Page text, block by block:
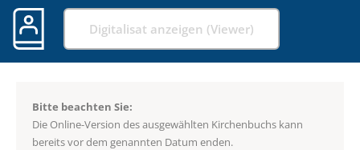
Digitalisat anzeigen (Viewer)
Bitte beachten Sie:
Die Online-Version des ausgewählten Kirchenbuchs kann
bereits vor dem genannten Datum enden.